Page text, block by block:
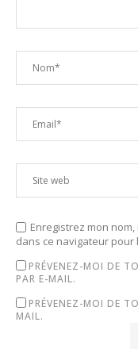
Enregistrez mon
dans ce navigateur pour
PRÉVENEZ-MOI DE
PAR E-MAIL.
PRÉVENEZ-MOI DE
MAIL.